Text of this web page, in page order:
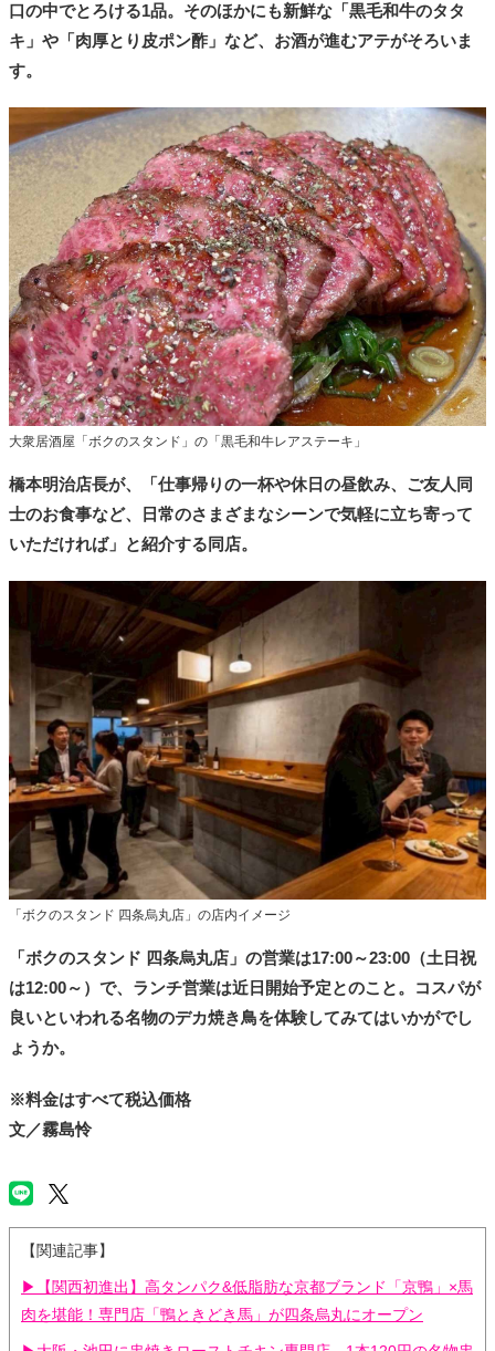
口の中でとろける1品。そのほかにも新鮮な「黒毛和牛のタタ
キ」や「肉厚とり皮ポン酢」など、お酒が進むアテがそろいま
す。
大衆居酒屋「ボクのスタンド」の「黒毛和牛レアステーキ」
橋本明治店長が、「仕事帰りの一杯や休日の昼飲み、ご友人同
士のお食事など、日常のさまざまなシーンで気軽に立ち寄って
いただければ」と紹介する同店。
「ボクのスタンド 四条烏丸店」の店内イメージ
「ボクのスタンド 四条烏丸店」の営業は17:00～23:00（土日祝
は12:00～）で、ランチ営業は近日開始予定とのこと。コスパが
良いといわれる名物のデカ焼き鳥を体験してみてはいかがでし
ょうか。
※料金はすべて税込価格
文／霧島怜
【関連記事】
▶【関西初進出】高タンパク&低脂肪な京都ブランド「京鴨」×馬
肉を堪能！専門店「鴨ときどき馬」が四条烏丸にオープン